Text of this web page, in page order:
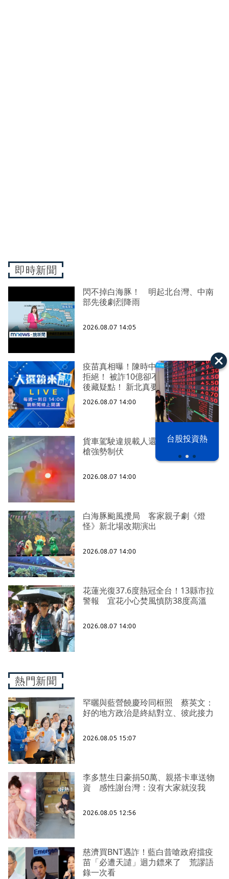
漢光42演習 台股投資熱
即時新聞
閃不掉白海豚！ 明起北台灣、中南
部先後劇烈降雨
2026.08.07 14:05
疫苗真相曝！陳時中要求道歉...蔣萬安
拒絕！ 被詐10億卻不告？慈濟沉默背
後藏疑點！ 新北真要藍天變綠地？蔡
英文接蘇巧慧競總主委！ 拐杖秀破
功！柯文哲「裝殘賣慘」大翻車！
2026.08.07 14:00
貨車駕駛違規載人還毒駕 警對空鳴2
槍強勢制伏
2026.08.07 14:00
白海豚颱風攪局 客家親子劇《燈
怪》新北場改期演出
2026.08.07 14:00
花蓮光復37.6度熱冠全台！13縣市拉
警報 宜花小心焚風慎防38度高溫
2026.08.07 14:00
熱門新聞
罕曬與藍營饒慶玲同框照 蔡英文：
好的地方政治是終結對立、彼此接力
2026.08.05 15:07
李多慧生日豪捐50萬、親搭卡車送物
資 感性謝台灣：沒有大家就沒我
2026.08.05 12:56
慈濟買BNT遇詐！藍白昔嗆政府擋疫
苗「必遭天譴」迴力鏢來了 荒謬語
錄一次看